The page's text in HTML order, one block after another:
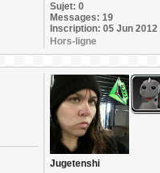
Sujet: 0
Messages: 19
Inscription: 05 Jun 2012
Hors-ligne
Jugetenshi